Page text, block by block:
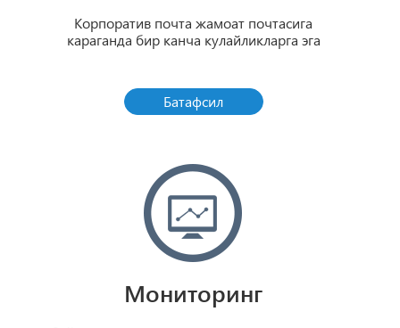
Корпоратив почта жамоат почтасига
караганда бир канча кулайликларга эга
Батафсил
Мониторинг